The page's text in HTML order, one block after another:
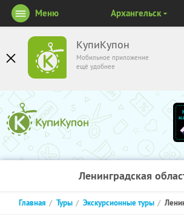
КупиКупон
Мобильное приложение
ещё удобнее
Меню Архангельск
Ленинградская
Главная Туры Экскурсионные туры